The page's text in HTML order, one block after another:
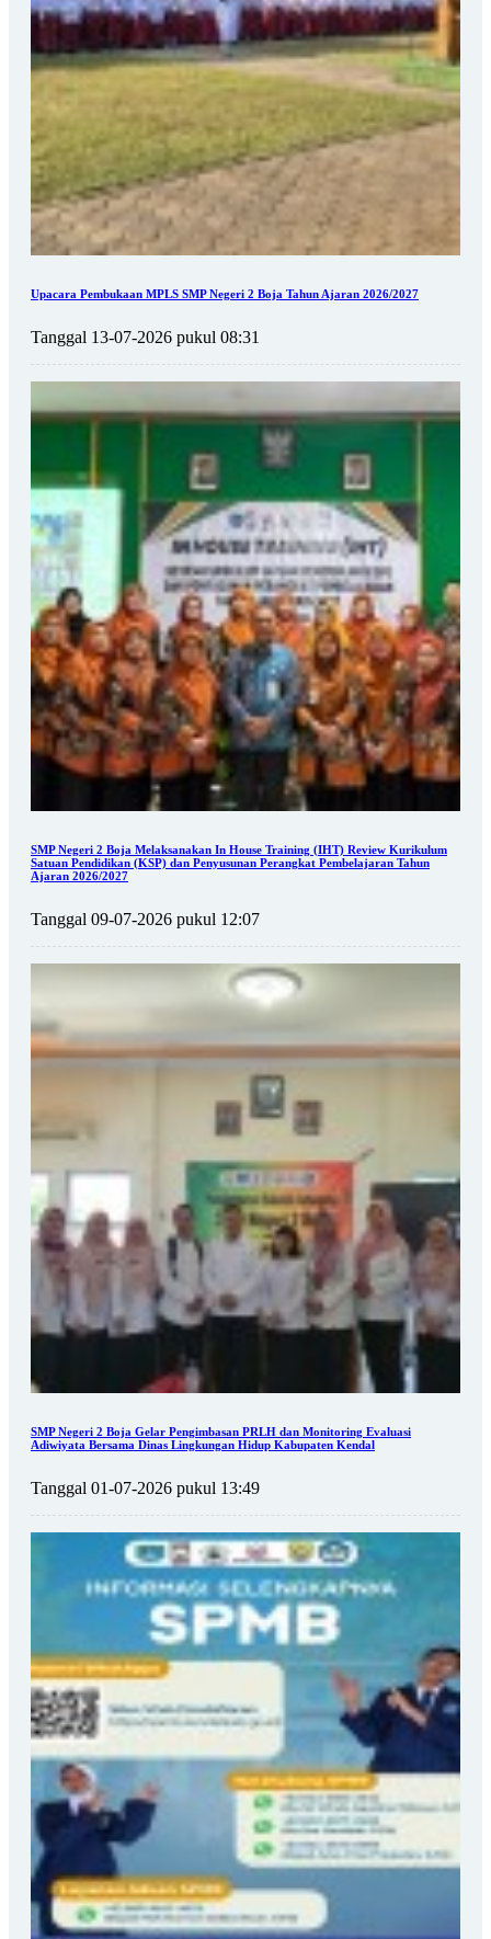
Upacara Pembukaan MPLS SMP Negeri 2 Boja Tahun Ajaran 2026/2027
Tanggal 13-07-2026 pukul 08:31
SMP Negeri 2 Boja Melaksanakan In House Training (IHT) Review Kurikulum
Satuan Pendidikan (KSP) dan Penyusunan Perangkat Pembelajaran Tahun
Ajaran 2026/2027
Tanggal 09-07-2026 pukul 12:07
SMP Negeri 2 Boja Gelar Pengimbasan PRLH dan Monitoring Evaluasi
Adiwiyata Bersama Dinas Lingkungan Hidup Kabupaten Kendal
Tanggal 01-07-2026 pukul 13:49